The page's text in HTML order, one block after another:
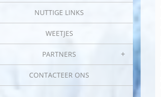
NUTTIGE LINKS
WEETJES
PARTNERS
CONTACTEER ONS